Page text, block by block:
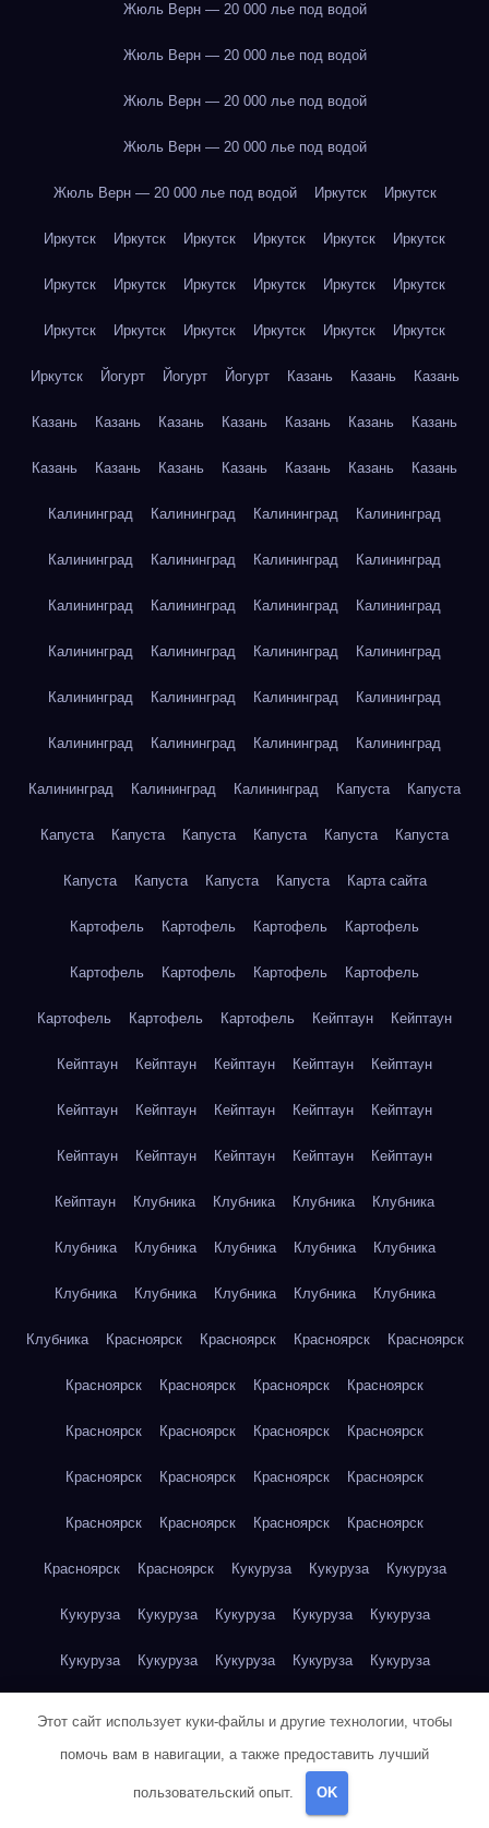
Жюль Верн — 20 000 лье под водой
Жюль Верн — 20 000 лье под водой
Жюль Верн — 20 000 лье под водой
Жюль Верн — 20 000 лье под водой
Жюль Верн — 20 000 лье под водой Иркутск Иркутск
Иркутск Иркутск Иркутск Иркутск Иркутск Иркутск
Иркутск Иркутск Иркутск Иркутск Иркутск Иркутск
Иркутск Иркутск Иркутск Иркутск Иркутск Иркутск
Иркутск Йогурт Йогурт Йогурт Казань Казань Казань
Казань Казань Казань Казань Казань Казань Казань
Казань Казань Казань Казань Казань Казань Казань
Калининград Калининград Калининград Калининград
Калининград Калининград Калининград Калининград
Калининград Калининград Калининград Калининград
Калининград Калининград Калининград Калининград
Калининград Калининград Калининград Калининград
Калининград Калининград Калининград Калининград
Калининград Калининград Калининград Капуста Капуста
Капуста Капуста Капуста Капуста Капуста Капуста
Капуста Капуста Капуста Капуста Карта сайта
Картофель Картофель Картофель Картофель
Картофель Картофель Картофель Картофель
Картофель Картофель Картофель Кейптаун Кейптаун
Кейптаун Кейптаун Кейптаун Кейптаун Кейптаун
Кейптаун Кейптаун Кейптаун Кейптаун Кейптаун
Кейптаун Кейптаун Кейптаун Кейптаун Кейптаун
Кейптаун Клубника Клубника Клубника Клубника
Клубника Клубника Клубника Клубника Клубника
Клубника Клубника Клубника Клубника Клубника
Клубника Красноярск Красноярск Красноярск Красноярск
Красноярск Красноярск Красноярск Красноярск
Красноярск Красноярск Красноярск Красноярск
Красноярск Красноярск Красноярск Красноярск
Красноярск Красноярск Красноярск Красноярск
Красноярск Красноярск Кукуруза Кукуруза Кукуруза
Кукуруза Кукуруза Кукуруза Кукуруза Кукуруза
Кукуруза Кукуруза Кукуруза Кукуруза Кукуруза
Куриная грудка Куриная грудка Куриная грудка
Куриная грудка Куриная грудка Куриная грудка
Этот сайт использует куки-файлы и другие технологии, чтобы
помочь вам в навигации, а также предоставить лучший
пользовательский опыт. OK